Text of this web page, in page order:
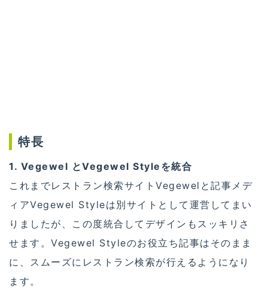
特長
1. Vegewel とVegewel Styleを統合
これまでレストラン検索サイトVegewelと記事メデ
ィアVegewel Styleは別サイトとして運営してまい
りましたが、この度統合してデザインもスッキリさ
せます。Vegewel Styleのお役立ち記事はそのまま
に、スムーズにレストラン検索が行えるようになり
ます。